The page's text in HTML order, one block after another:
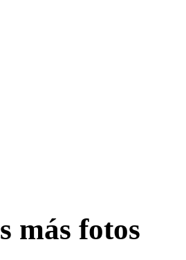
más fotos